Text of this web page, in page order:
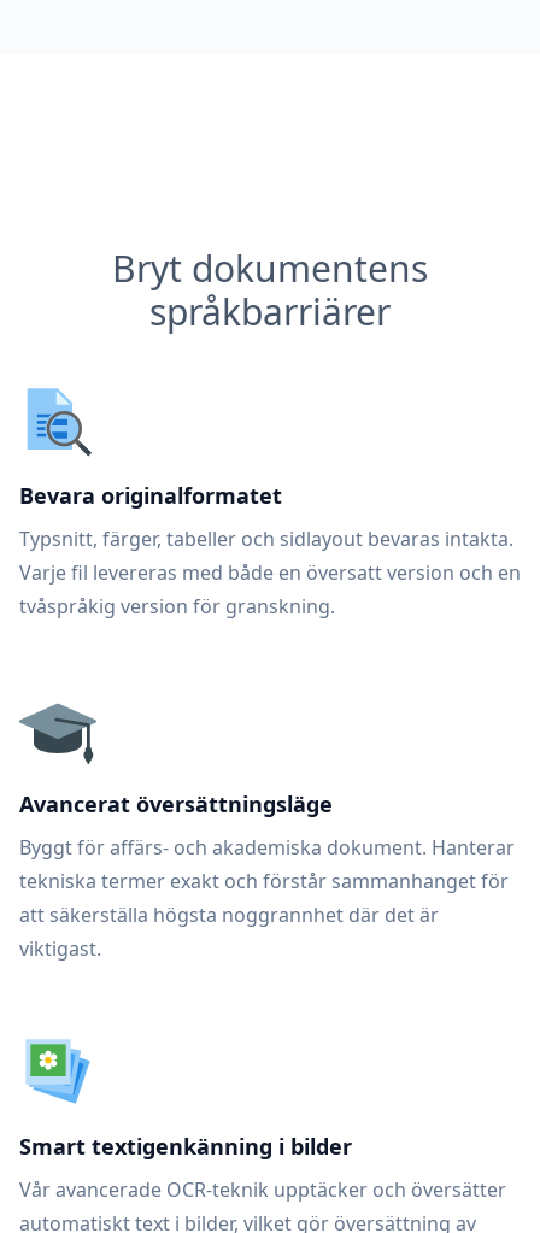
Bryt dokumentens
språkbarriärer
Bevara originalformatet
Typsnitt, färger, tabeller och sidlayout bevaras intakta.
Varje fil levereras med både en översatt version och en
tvåspråkig version för granskning.
Avancerat översättningsläge
Byggt för affärs- och akademiska dokument. Hanterar
tekniska termer exakt och förstår sammanhanget för
att säkerställa högsta noggrannhet där det är
viktigast.
Smart textigenkänning i bilder
Vår avancerade OCR-teknik upptäcker och översätter
automatiskt text i bilder, vilket gör översättning av